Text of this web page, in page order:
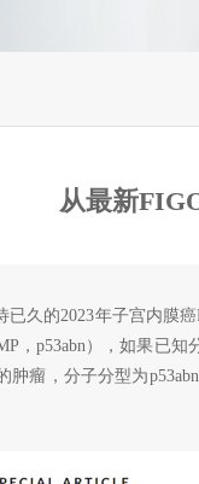
从最新
已久的2023年子宫内膜
，p53abn），如果已
肿瘤，分子分型为